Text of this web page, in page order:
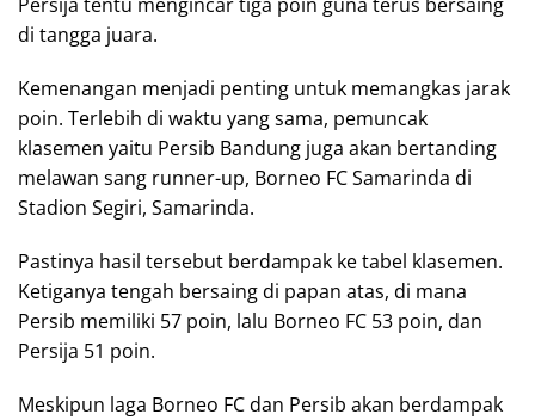
di tangga juara.
Kemenangan menjadi penting untuk memangkas jarak
poin. Terlebih di waktu yang sama, pemuncak
klasemen yaitu Persib Bandung juga akan bertanding
melawan sang runner-up, Borneo FC Samarinda di
Stadion Segiri, Samarinda.
Pastinya hasil tersebut berdampak ke tabel klasemen.
Ketiganya tengah bersaing di papan atas, di mana
Persib memiliki 57 poin, lalu Borneo FC 53 poin, dan
Persija 51 poin.
Meskipun laga Borneo FC dan Persib akan berdampak